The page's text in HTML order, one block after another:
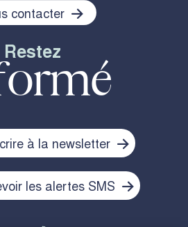
contacter
Restez
à la newsletter
les alertes SMS